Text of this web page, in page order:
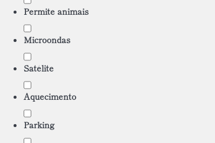
Permite animais
Microondas
Satélite
Aquecimento
Parking